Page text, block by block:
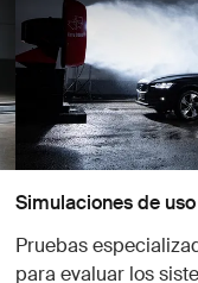
Simulaciones de
Pruebas
para evaluar los